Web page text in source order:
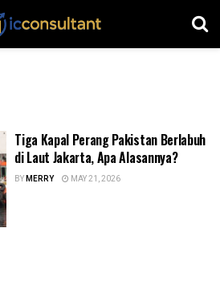
Tiga Kapal Perang Pakistan Berlabuh
di Laut Jakarta, Apa Alasannya?
BYMERRY MAY 21, 2026